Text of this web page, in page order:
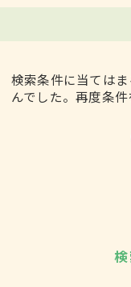
検索条件に当ては
んでした。再度条